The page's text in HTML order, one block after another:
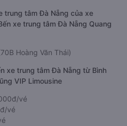
trung tâm Đà Nẵng của xe
xe trung tâm Đà Nẵng Quang
Hoàng Văn Thái)
xe trung tâm Đà Nẵng từ Bình
VIP Limousine
vé
vé